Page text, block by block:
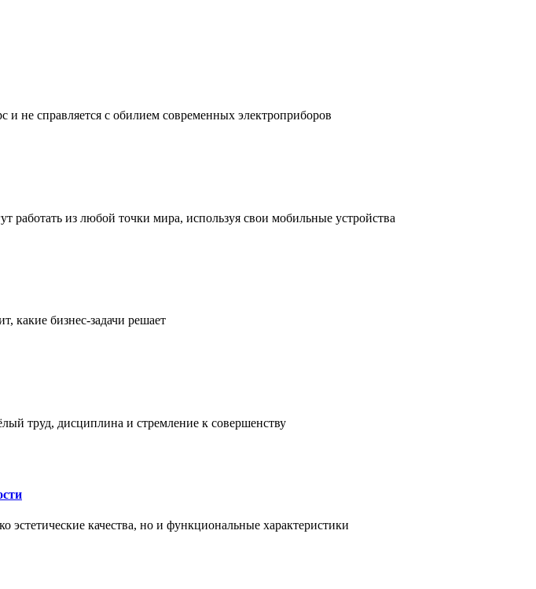
не справляется с обилием современных электроприборов
работать из любой точки мира, используя свои мобильные устройства
какие бизнес-задачи решает
труд, дисциплина и стремление к совершенству
качества, но и функциональные характеристики